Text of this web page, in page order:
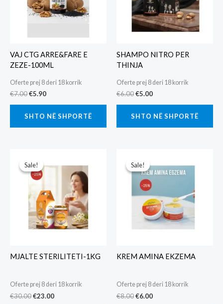
VAJ CTG ARRE&FARE E
ZEZE-100ML
Oferte prej 8 deri 18 korrik
€7.00Original
€7.00.
€5.90Current
€5.90.
SHTO NË SHPORTË
SHAMPO NITRO PER
THINJA
Oferte prej 8 deri 18 korrik
€6.00Original
€6.00.
€5.00Current
€5.00.
SHTO NË SHPORTË
Sale!
Sale!
MJALTE STERILITETI-1KG
Oferte prej 8 deri 18 korrik
€30.00Original
€23.00Current
Sale!
Sale!
KREM AMINA EKZEMA
Oferte prej 8 deri 18 korrik
€8.00Original
€6.00Current